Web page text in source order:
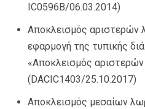
IC0596Β/06.03.2014)
Αποκλεισμός αριστερών
εφαρμογή της τυπικής
«Αποκλεισμός
(DACIC1403/25.10.2017)
Αποκλεισμός μεσαίων